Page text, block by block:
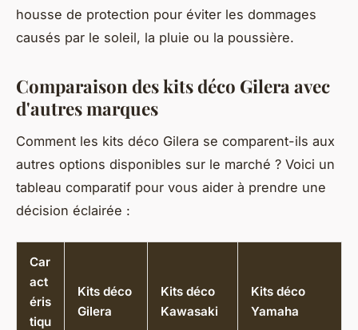
housse de protection pour éviter les dommages
causés par le soleil, la pluie ou la poussière.
Comparaison des kits déco Gilera avec
d'autres marques
Comment les kits déco Gilera se comparent-ils aux
autres options disponibles sur le marché ? Voici un
tableau comparatif pour vous aider à prendre une
décision éclairée :
Car
act
éris
tiqu
Kits déco
Gilera
Kits déco
Kawasaki
Kits déco
Yamaha